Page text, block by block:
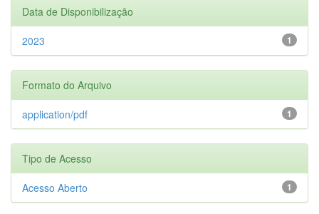
Data de Disponibilização
1
2023
Formato do Arquivo
1
application/pdf
Tipo de Acesso
1
Acesso Aberto